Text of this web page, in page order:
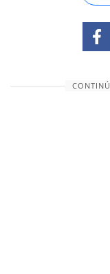
que Abraham
Melquisedec.
los atributos